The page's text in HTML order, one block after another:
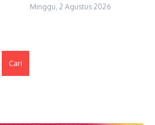
Minggu, 2 Agustus 2026
Cari